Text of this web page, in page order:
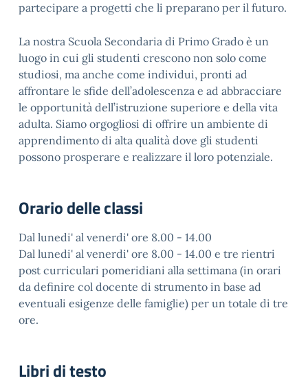
partecipare a progetti che li preparano per il futuro.
La nostra Scuola Secondaria di Primo Grado è un
luogo in cui gli studenti crescono non solo come
studiosi, ma anche come individui, pronti ad
affrontare le sfide dell’adolescenza e ad abbracciare
le opportunità dell’istruzione superiore e della vita
adulta. Siamo orgogliosi di offrire un ambiente di
apprendimento di alta qualità dove gli studenti
possono prosperare e realizzare il loro potenziale.
Orario delle classi
Dal lunedi' al venerdi' ore 8.00 - 14.00
Dal lunedi' al venerdi' ore 8.00 - 14.00 e tre rientri
post curriculari pomeridiani alla settimana (in orari
da definire col docente di strumento in base ad
eventuali esigenze delle famiglie) per un totale di tre
ore.
Libri di testo